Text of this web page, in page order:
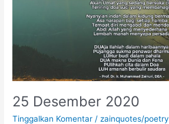
25 Desember 2020
Tinggalkan Komentar / zainquotes/poetry